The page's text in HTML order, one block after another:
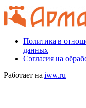
Политика в
данных
Согласия на
Работает на iww.ru